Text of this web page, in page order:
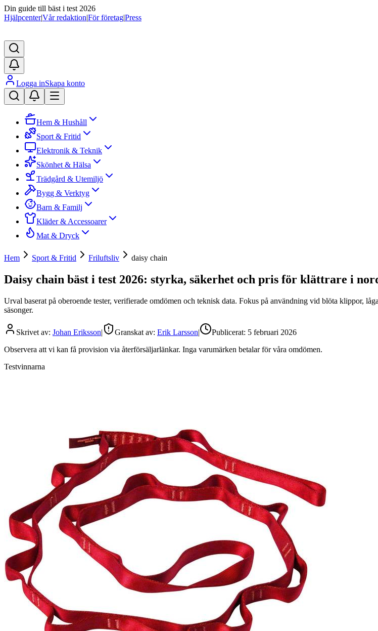
Din guide till bäst i test 2026
Hjälpcenter|Vår redaktion|För företag|Press
Logga inSkapa konto
Hem & Hushåll
Sport & Fritid
Elektronik & Teknik
Skönhet & Hälsa
Trädgård & Utemiljö
Bygg & Verktyg
Barn & Familj
Kläder & Accessoarer
Mat & Dryck
Hem Sport & Fritid Friluftsliv daisy chain
Daisy chain bäst i test 2026: styrka, säkerhet och pris för klättrare i
Urval baserat på oberoende tester, verifierade omdömen och teknisk data. Fokus på användning vid blöta klippor,
säsonger.
Skrivet av: Johan Eriksson| Granskat av: Erik Larsson| Publicerat: 5 februari 2026
Observera att vi kan få provision via återförsäljarlänkar. Inga varumärken betalar för våra omdömen.
Testvinnarna